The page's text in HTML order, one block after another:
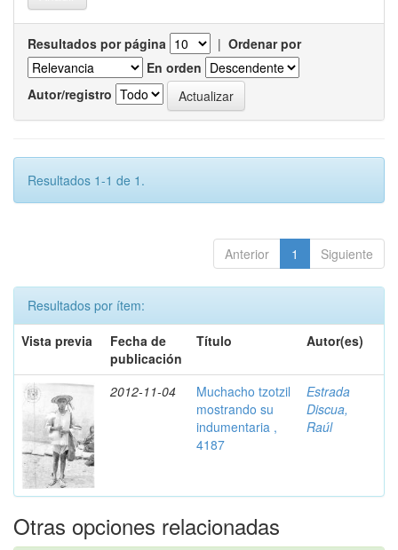
Resultados por página | Ordenar por
En orden
Autor/registro
Resultados 1-1 de 1.
Anterior 1 Siguiente
Resultados por ítem:
Vista previa
Fecha de
publicación
Título Autor(es)
2012-11-04
Muchacho tzotzil
mostrando su
indumentaria ,
4187
Estrada
Discua,
Raúl
Otras opciones relacionadas